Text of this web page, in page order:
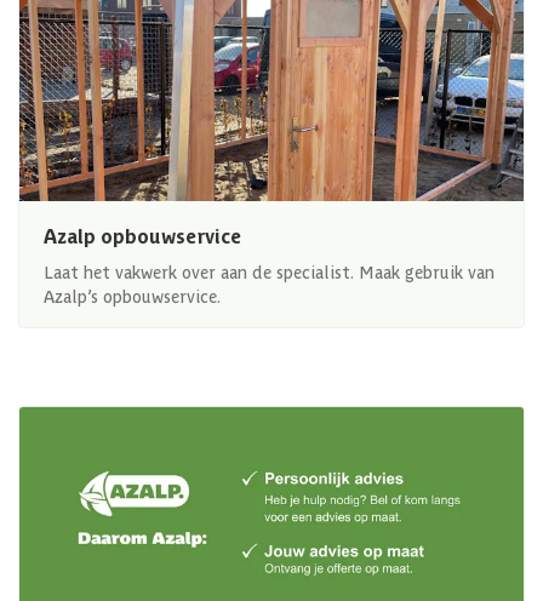
Azalp opbouwservice
Laat het vakwerk over aan de specialist. Maak gebruik van
Azalp’s opbouwservice.